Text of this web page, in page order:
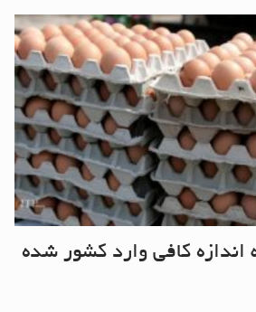
اندازه کافی وارد کشور شده